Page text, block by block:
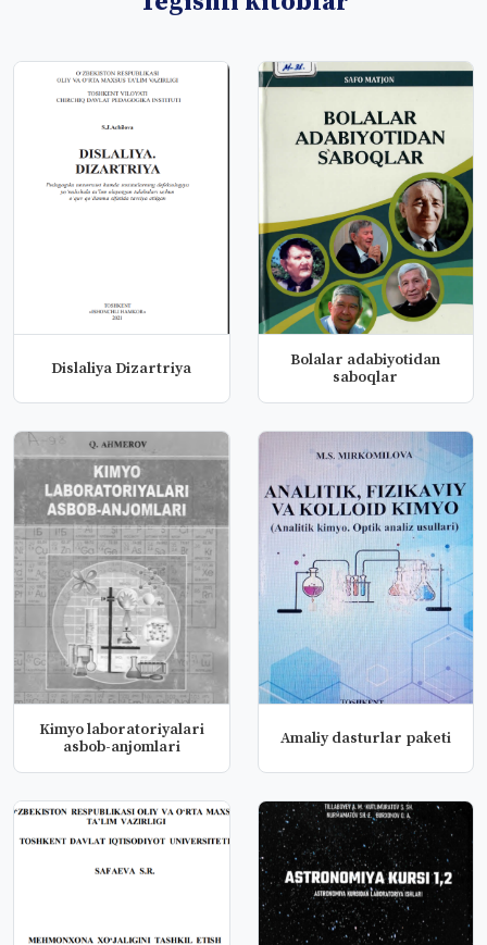
Dislaliya Dizartriya
Bolalar adabiyotidan
saboqlar
Kimyo laboratoriyalari
asbob-anjomlari
Amaliy dasturlar paketi